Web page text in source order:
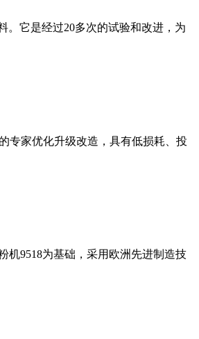
。它是经过20多次的试验和改进，为
专家优化升级改造，具有低损耗、投
9518为基础，采用欧洲先进制造技